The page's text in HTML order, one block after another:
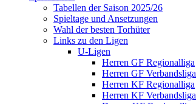
Tabellen der Saison 2025/26
Spieltage und Ansetzungen
Wahl der besten Torhüter
Links zu den Ligen
U-Ligen
Herren GF Regionalliga
Herren GF Verbandsliga
Herren KF Regionalliga
Herren KF Verbandsliga